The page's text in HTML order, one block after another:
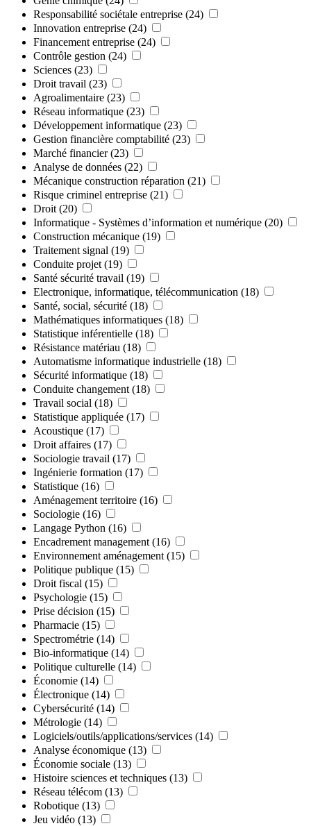
Responsabilité sociétale entreprise (24)
Innovation entreprise (24)
Financement entreprise (24)
Contrôle gestion (24)
Sciences (23)
Droit travail (23)
Agroalimentaire (23)
Réseau informatique (23)
Développement informatique (23)
Gestion financière comptabilité (23)
Marché financier (23)
Analyse de données (22)
Mécanique construction réparation (21)
Risque criminel entreprise (21)
Droit (20)
Informatique - Systèmes d’information et numérique (20)
Construction mécanique (19)
Traitement signal (19)
Conduite projet (19)
Santé sécurité travail (19)
Electronique, informatique, télécommunication (18)
Santé, social, sécurité (18)
Mathématiques informatiques (18)
Statistique inférentielle (18)
Résistance matériau (18)
Automatisme informatique industrielle (18)
Sécurité informatique (18)
Conduite changement (18)
Travail social (18)
Statistique appliquée (17)
Acoustique (17)
Droit affaires (17)
Sociologie travail (17)
Ingénierie formation (17)
Statistique (16)
Aménagement territoire (16)
Sociologie (16)
Langage Python (16)
Encadrement management (16)
Environnement aménagement (15)
Politique publique (15)
Droit fiscal (15)
Psychologie (15)
Prise décision (15)
Pharmacie (15)
Spectrométrie (14)
Bio-informatique (14)
Politique culturelle (14)
Économie (14)
Électronique (14)
Cybersécurité (14)
Métrologie (14)
Logiciels/outils/applications/services (14)
Analyse économique (13)
Économie sociale (13)
Histoire sciences et techniques (13)
Réseau télécom (13)
Robotique (13)
Jeu vidéo (13)